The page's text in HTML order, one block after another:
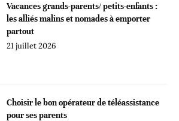
Vacances grands-parents/ petits-enfants :
les alliés malins et nomades à emporter
partout
21 juillet 2026
Choisir le bon opérateur de téléassistance
pour ses parents